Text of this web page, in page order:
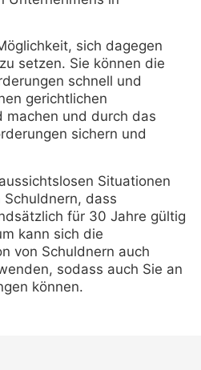
sich dagegen
setzen. Sie können die
schnell und
gerichtlichen
machen und durch das
sichern und
Situationen
dass
für 30 Jahre gültig
kann sich die
von Schuldnern auch
sodass auch Sie an
können.